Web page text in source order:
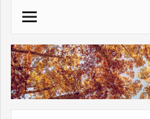
treści